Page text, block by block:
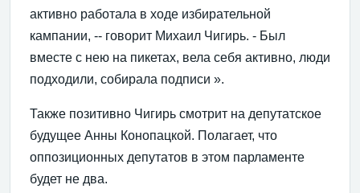
активно работала в ходе избирательной
кампании, -- говорит Михаил Чигирь. - Был
вместе с нею на пикетах, вела себя активно, люди
подходили, собирала подписи ».
Также позитивно Чигирь смотрит на депутатское
будущее Анны Конопацкой. Полагает, что
оппозиционных депутатов в этом парламенте
будет не два.